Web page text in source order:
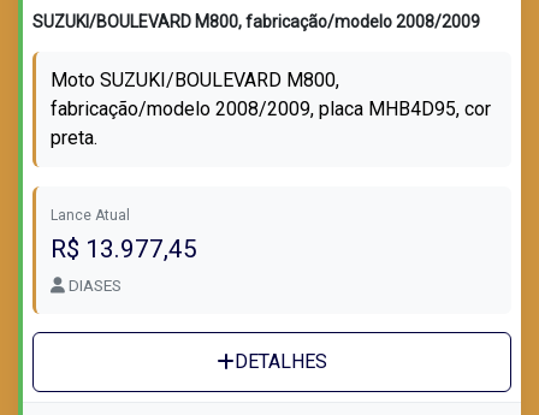
SUZUKI/BOULEVARD M800, fabricação/modelo 2008/2009
Moto SUZUKI/BOULEVARD M800,
fabricação/modelo 2008/2009, placa MHB4D95, cor
preta.
Lance Atual
R$ 13.977,45
DIASES
DETALHES